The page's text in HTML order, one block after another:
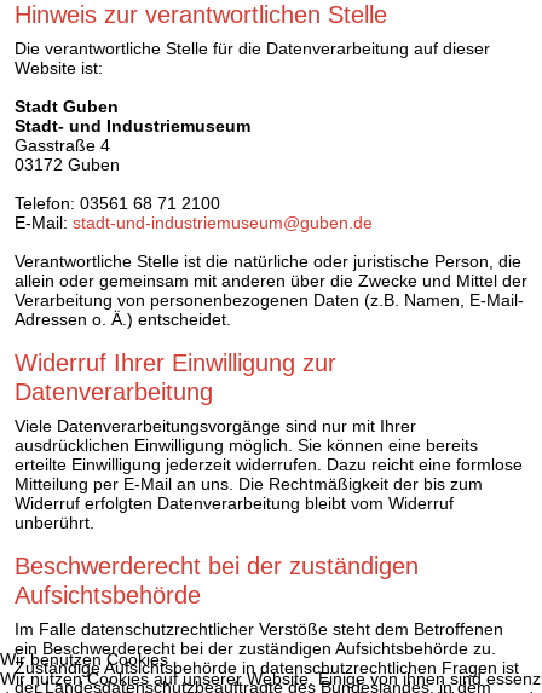
Hinweis zur verantwortlichen Stelle
Die verantwortliche Stelle für die Datenverarbeitung auf dieser
Website ist:
Stadt Guben
Stadt- und Industriemuseum
Gasstraße 4
03172 Guben
Telefon: 03561 68 71 2100
E-Mail: stadt-und-industriemuseum@guben.de
Verantwortliche Stelle ist die natürliche oder juristische Person, die
allein oder gemeinsam mit anderen über die Zwecke und Mittel der
Verarbeitung von personenbezogenen Daten (z.B. Namen, E-Mail-
Adressen o. Ä.) entscheidet.
Widerruf Ihrer Einwilligung zur
Datenverarbeitung
Viele Datenverarbeitungsvorgänge sind nur mit Ihrer
ausdrücklichen Einwilligung möglich. Sie können eine bereits
erteilte Einwilligung jederzeit widerrufen. Dazu reicht eine formlose
Mitteilung per E-Mail an uns. Die Rechtmäßigkeit der bis zum
Widerruf erfolgten Datenverarbeitung bleibt vom Widerruf
unberührt.
Beschwerderecht bei der zuständigen
Aufsichtsbehörde
Im Falle datenschutzrechtlicher Verstöße steht dem Betroffenen
ein Beschwerderecht bei der zuständigen Aufsichtsbehörde zu.
Zuständige Aufsichtsbehörde in datenschutzrechtlichen Fragen ist
der Landesdatenschutzbeauftragte des Bundeslandes, in dem
Wir benutzen Cookies
Wir nutzen Cookies auf unserer Website. Einige von ihnen sind